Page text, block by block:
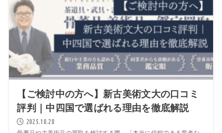
【ご検討中の方へ】新古美術文大の口コミ
評判｜中四国で選ばれる理由を徹底解説
2025.10.28